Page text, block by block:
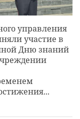
управления
участие в
Дню знаний